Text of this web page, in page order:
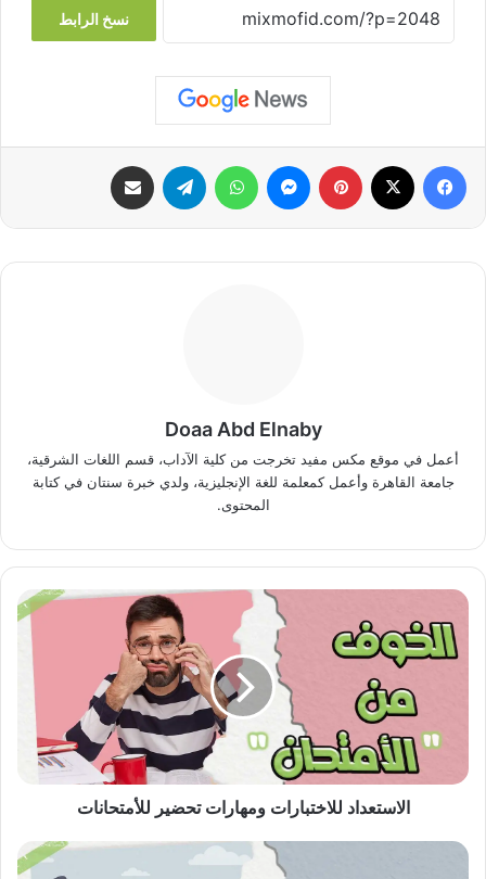
نسخ الرابط
فيسبوك بينتيريست ماسنجر واتساب تيلقرام
Doaa Abd Elnaby
أعمل في موقع مكس مفيد تخرجت من كلية الآداب، قسم اللغات الشرقية،
جامعة القاهرة وأعمل كمعلمة للغة الإنجليزية، ولدي خبرة سنتان في كتابة
المحتوى.
الاستعداد
للاختبارات
ومهارات
للأمتحانات
الاستعداد للاختبارات ومهارات تحضير للأمتحانات
استراتيجيات